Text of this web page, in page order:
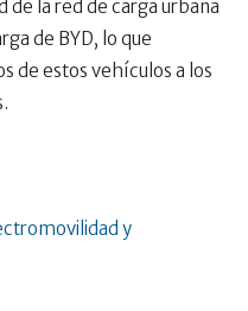
de la red de carga urbana
de BYD, lo que
de estos vehículos a los
y